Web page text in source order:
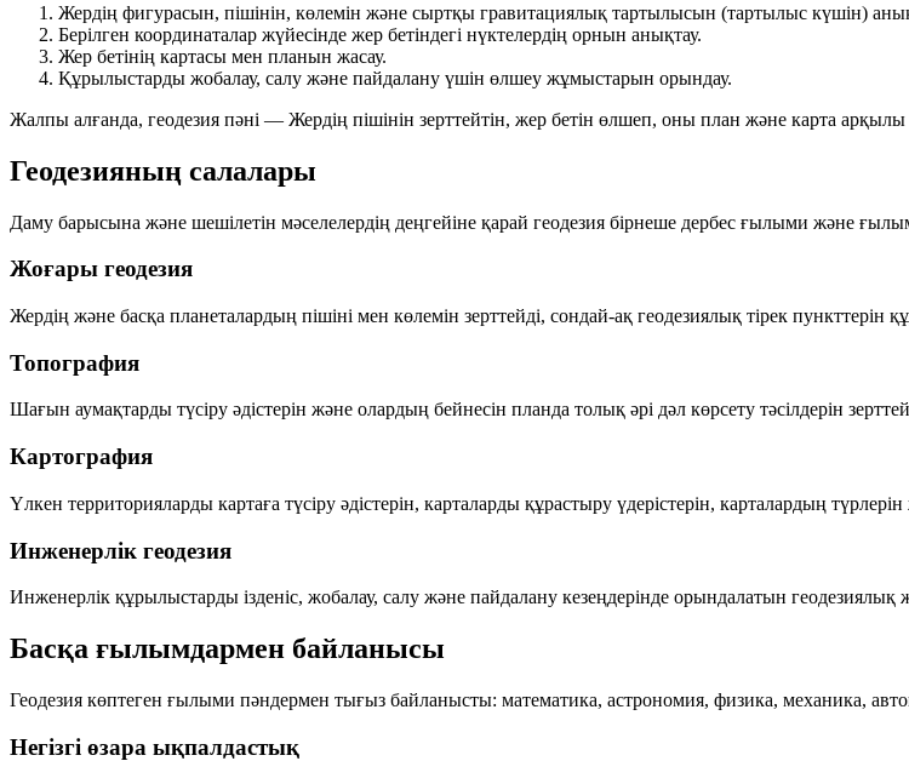
Жердің фигурасын, пішінін, көлемін және сыртқы гравитациялық тартылысын (тартылыс күшін)
Берілген координаталар жүйесінде жер бетіндегі нүктелердің орнын анықтау.
Жер бетінің картасы мен планын жасау.
Құрылыстарды жобалау, салу және пайдалану үшін өлшеу жұмыстарын орындау.
Жалпы алғанда, геодезия пәні — Жердің пішінін зерттейтін, жер бетін өлшеп, оны план және карта арқылы
Геодезияның салалары
Даму барысына және шешілетін мәселелердің деңгейіне қарай геодезия бірнеше дербес ғылыми және
Жоғары геодезия
Жердің және басқа планеталардың пішіні мен көлемін зерттейді, сондай-ақ геодезиялық тірек пункттерін
Топография
Шағын аумақтарды түсіру әдістерін және олардың бейнесін планда толық әрі дәл көрсету тәсілдерін
Картография
Үлкен территорияларды картаға түсіру әдістерін, карталарды құрастыру үдерістерін, карталардың
Инженерлік геодезия
Инженерлік құрылыстарды ізденіс, жобалау, салу және пайдалану кезеңдерінде орындалатын геодезиялық
Басқа ғылымдармен байланысы
Геодезия көптеген ғылыми пәндермен тығыз байланысты: математика, астрономия, физика, механика,
Негізгі өзара ықпалдастық